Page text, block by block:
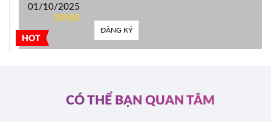
HOT
01/10/2025
10h00
ĐĂNG KÝ
CÓ THỂ BẠN QUAN TÂM